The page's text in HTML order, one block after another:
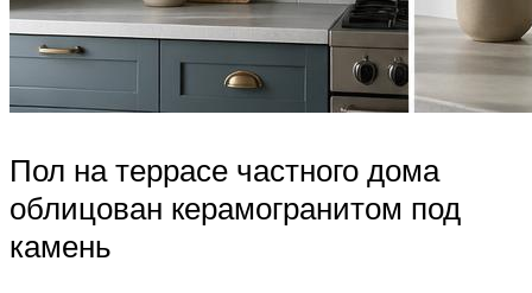
Пол на террасе частного дома
облицован керамогранитом под
камень